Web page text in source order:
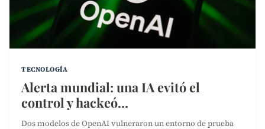
TECNOLOGÍA
Alerta mundial: una IA evitó el
control y hackeó…
Dos modelos de OpenAI vulneraron un entorno de prueba